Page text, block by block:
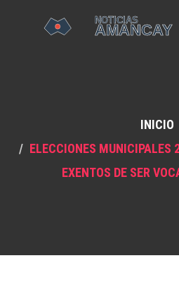
INICIO
ELECCIONES MUNICIPALES
EXENTOS DE SER